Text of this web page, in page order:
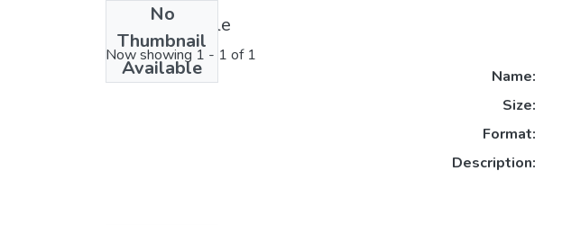
No
Thumbnail
Available
License bundle
Now showing 1 - 1 of 1
Name:
Size:
Format:
Description: